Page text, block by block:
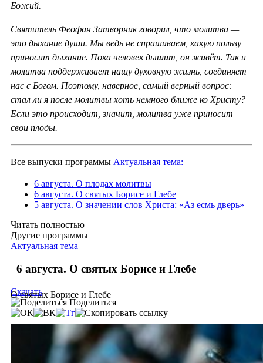
Божий.
Святитель Феофан Затворник говорил, что молитва —
это дыхание души. Мы ведь не спрашиваем, какую пользу
приносит дыхание. Пока человек дышит, он живёт. Так и
молитва поддерживает нашу духовную жизнь, соединяет
нас с Богом. Поэтому, наверное, самый верный вопрос:
стал ли я после молитвы хоть немного ближе ко Христу?
Если это происходит, значит, молитва уже приносит
свои плоды.
Все выпуски программы Актуальная тема:
6 августа. О плодах молитвы
6 августа. О святых Борисе и Глебе
5 августа. О значении слов Христа: «Аз есмь дверь»
Читать полностью
Другие программы
Актуальная тема
6 августа. О святых Борисе и Глебе
О святых Борисе и Глебе
Скачать
Поделиться